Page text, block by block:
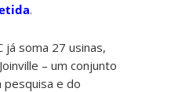
.
já soma 27 usinas,
– um conjunto
e do